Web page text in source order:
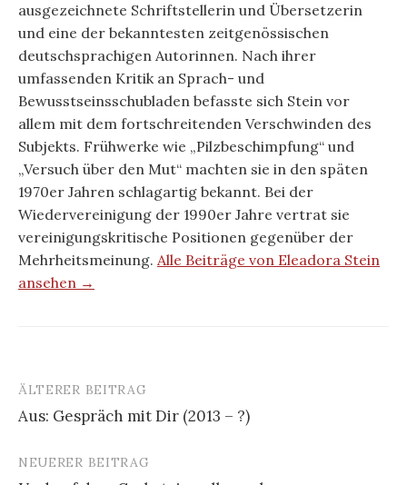
ausgezeichnete Schriftstellerin und Übersetzerin
und eine der bekanntesten zeitgenössischen
deutschsprachigen Autorinnen. Nach ihrer
umfassenden Kritik an Sprach- und
Bewusstseinsschubladen befasste sich Stein vor
allem mit dem fortschreitenden Verschwinden des
Subjekts. Frühwerke wie „Pilzbeschimpfung“ und
„Versuch über den Mut“ machten sie in den späten
1970er Jahren schlagartig bekannt. Bei der
Wiedervereinigung der 1990er Jahre vertrat sie
vereinigungskritische Positionen gegenüber der
Mehrheitsmeinung. Alle Beiträge von Eleadora Stein
ansehen →
Beitrags-
Navigation
ÄLTERER BEITRAG
Aus: Gespräch mit Dir (2013 – ?)
NEUERER BEITRAG